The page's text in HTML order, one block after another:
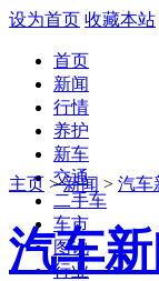
设为首页 收藏本站
首页
新闻
行情
养护
新车
交通
二手车
车市
图说
行业
主页 >新闻 > 汽车
汽车新